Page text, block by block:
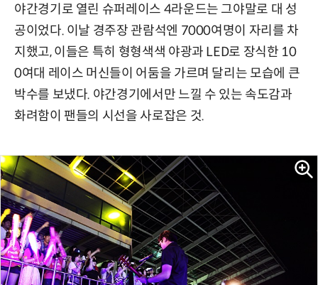
야간경기로 열린 슈퍼레이스 4라운드는 그야말로 대 성
공이었다. 이날 경주장 관람석엔 7000여명이 자리를 차
지했고, 이들은 특히 형형색색 야광과 LED로 장식한 10
0여대 레이스 머신들이 어둠을 가르며 달리는 모습에 큰
박수를 보냈다. 야간경기에서만 느낄 수 있는 속도감과
화려함이 팬들의 시선을 사로잡은 것.